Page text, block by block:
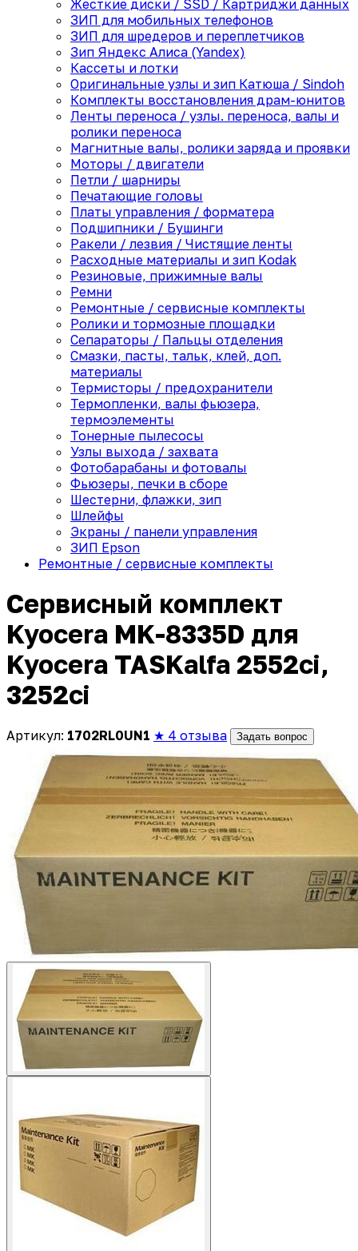
Жесткие диски / SSD / Картриджи данных
ЗИП для мобильных телефонов
ЗИП для шредеров и переплетчиков
Зип Яндекс Алиса (Yandex)
Кассеты и лотки
Оригинальные узлы и зип Катюша / Sindoh
Комплекты восстановления драм-юнитов
Ленты переноса / узлы. переноса, валы и
ролики переноса
Магнитные валы, ролики заряда и проявки
Моторы / двигатели
Петли / шарниры
Печатающие головы
Платы управления / форматера
Подшипники / Бушинги
Ракели / лезвия / Чистящие ленты
Расходные материалы и зип Kodak
Резиновые, прижимные валы
Ремни
Ремонтные / сервисные комплекты
Ролики и тормозные площадки
Сепараторы / Пальцы отделения
Смазки, пасты, тальк, клей, доп.
материалы
Термисторы / предохранители
Термопленки, валы фьюзера,
термоэлементы
Тонерные пылесосы
Узлы выхода / захвата
Фотобарабаны и фотовалы
Фьюзеры, печки в сборе
Шестерни, флажки, зип
Шлейфы
Экраны / панели управления
ЗИП Epson
Ремонтные / сервисные комплекты
Сервисный комплект
Kyocera MK-8335D для
Kyocera TASKalfa 2552ci,
3252ci
Артикул: 1702RL0UN1 ★ 4 отзыва Задать вопрос